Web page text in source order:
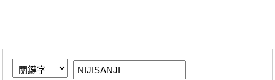
繪圖藝廊
交流中心